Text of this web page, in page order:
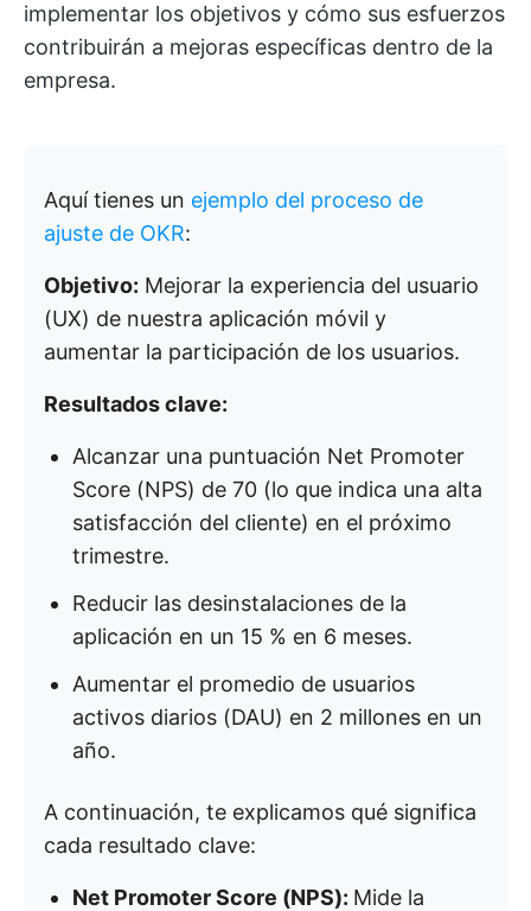
implementar los objetivos y cómo sus esfuerzos
contribuirán a mejoras específicas dentro de la
empresa.
Aquí tienes un ejemplo del proceso de
ajuste de OKR:
Objetivo: Mejorar la experiencia del usuario
(UX) de nuestra aplicación móvil y
aumentar la participación de los usuarios.
Resultados clave:
Alcanzar una puntuación Net Promoter
Score (NPS) de 70 (lo que indica una alta
satisfacción del cliente) en el próximo
trimestre.
Reducir las desinstalaciones de la
aplicación en un 15 % en 6 meses.
Aumentar el promedio de usuarios
activos diarios (DAU) en 2 millones en un
año.
A continuación, te explicamos qué significa
cada resultado clave:
Net Promoter Score (NPS): Mide la